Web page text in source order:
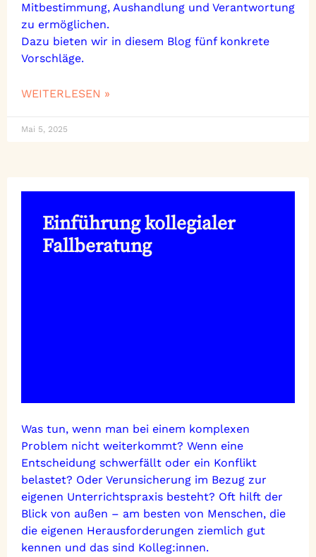
Mitbestimmung, Aushandlung und Verantwortung
zu ermöglichen.
Dazu bieten wir in diesem Blog fünf konkrete
Vorschläge.
WEITERLESEN »
Mai 5, 2025
Einführung kollegialer
Fallberatung
Was tun, wenn man bei einem komplexen
Problem nicht weiterkommt? Wenn eine
Entscheidung schwerfällt oder ein Konflikt
belastet? Oder Verunsicherung im Bezug zur
eigenen Unterrichtspraxis besteht? Oft hilft der
Blick von außen – am besten von Menschen, die
die eigenen Herausforderungen ziemlich gut
kennen und das sind Kolleg:innen.